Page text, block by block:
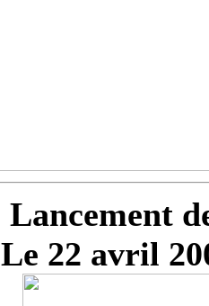
Lancement
Le 22 avril